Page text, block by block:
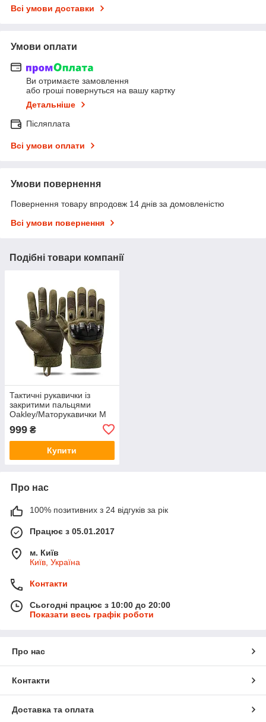
Всі умови доставки
Умови оплати
Ви отримаєте замовлення
або гроші повернуться на вашу картку
Детальніше
Післяплата
Всі умови оплати
Умови повернення
Повернення товару впродовж 14 днів за домовленістю
Всі умови повернення
Подібні товари компанії
Тактичні рукавички із
закритими пальцями
Oakley/Маторукавички M
999 ₴
Купити
Про нас
100% позитивних з 24 відгуків за рік
Працює з 05.01.2017
м. Київ
Київ, Україна
Контакти
Сьогодні працює з 10:00 до 20:00
Показати весь графік роботи
Про нас
Контакти
Доставка та оплата